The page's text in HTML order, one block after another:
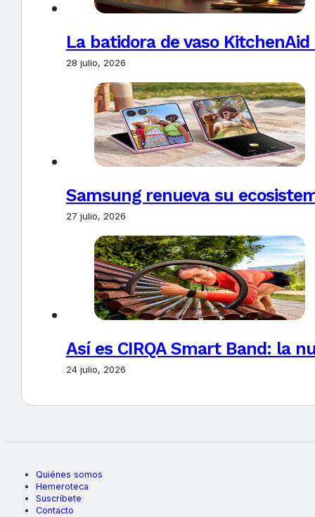
La batidora de vaso
28 julio, 2026
Samsung renueva su
27 julio, 2026
Así es CIRQA Smart Band: la
24 julio, 2026
Quiénes somos
Hemeroteca
Suscríbete
Contacto